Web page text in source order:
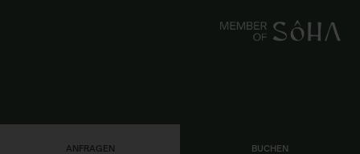
ANFRAGEN BUCHEN